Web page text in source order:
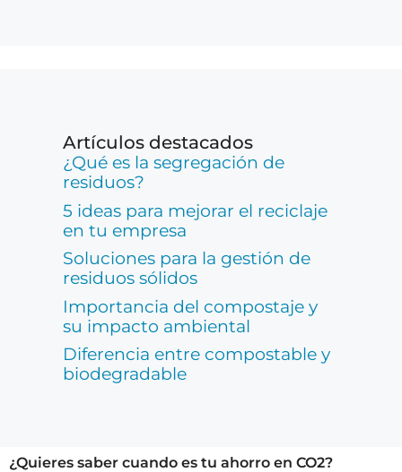
Artículos destacados
¿Qué es la segregación de
residuos?
5 ideas para mejorar el reciclaje
en tu empresa
Soluciones para la gestión de
residuos sólidos
Importancia del compostaje y
su impacto ambiental
Diferencia entre compostable y
biodegradable
¿Quieres saber cuando es tu ahorro en CO2?